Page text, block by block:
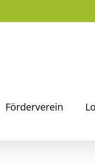
Förderverein